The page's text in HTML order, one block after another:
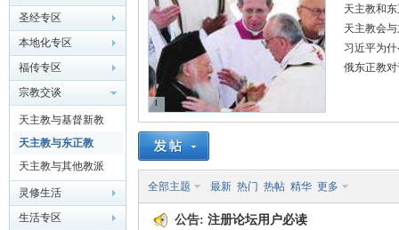
圣经专区
本地化专区
福传专区
宗教交谈
天主教与基督新教
天主教与东正教
天主教与其他教派
灵修生活
生活专区
1
天主教和
天主教会
习近平为
俄东正教
全部主题 最新 热门 热帖 精华 更多
公告: 注册论坛用户必读